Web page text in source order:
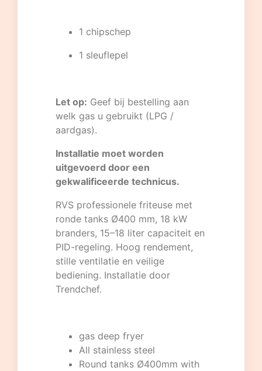
1 chipschep
1 sleuflepel
Let op: Geef bij bestelling aan
welk gas u gebruikt (LPG /
aardgas).
Installatie moet worden
uitgevoerd door een
gekwalificeerde technicus.
RVS professionele friteuse met
ronde tanks Ø400 mm, 18 kW
branders, 15–18 liter capaciteit en
PID-regeling. Hoog rendement,
stille ventilatie en veilige
bediening. Installatie door
Trendchef.
gas deep fryer
All stainless steel
Round tanks Ø400mm with